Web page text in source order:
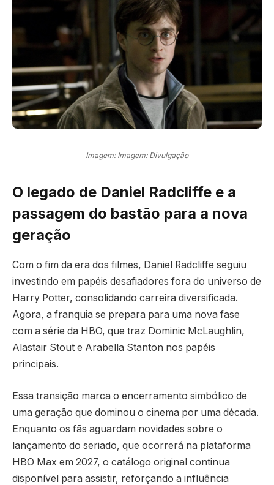
Imagem: Imagem: Divulgação
O legado de Daniel Radcliffe e a
passagem do bastão para a nova
geração
Com o fim da era dos filmes, Daniel Radcliffe seguiu
investindo em papéis desafiadores fora do universo de
Harry Potter, consolidando carreira diversificada.
Agora, a franquia se prepara para uma nova fase
com a série da HBO, que traz Dominic McLaughlin,
Alastair Stout e Arabella Stanton nos papéis
principais.
Essa transição marca o encerramento simbólico de
uma geração que dominou o cinema por uma década.
Enquanto os fãs aguardam novidades sobre o
lançamento do seriado, que ocorrerá na plataforma
HBO Max em 2027, o catálogo original continua
disponível para assistir, reforçando a influência